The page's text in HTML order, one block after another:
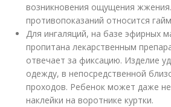
возникновения ощущения
противопоказаний относится
Для ингаляций, на базе эфирных
пропитана лекарственным
отвечает за фиксацию. Изделие
одежду, в непосредственной
проходов. Ребенок может даже
наклейки на воротнике куртки.